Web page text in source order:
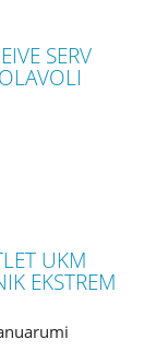
SERV
UKM
EKSTREM